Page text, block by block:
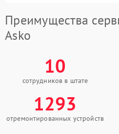
Преимущества
Asko
10
сотрудников в штате
1293
отремонтированных устройств